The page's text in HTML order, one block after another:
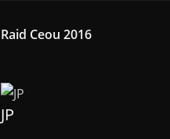
Raid Ceou 2016
JP